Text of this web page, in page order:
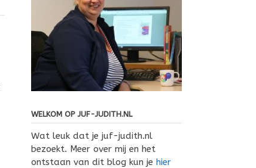
WELKOM OP JUF-JUDITH.NL
Wat leuk dat je juf-judith.nl
bezoekt. Meer over mij en het
ontstaan van dit blog kun je hier